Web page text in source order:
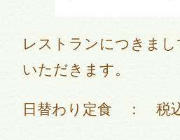
レストランにつきま
いただきます。
日替わり定食 ： 税